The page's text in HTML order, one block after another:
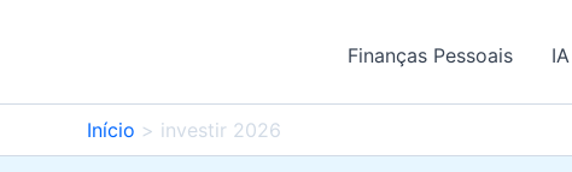
Finanças Pessoais
Início investir 2026